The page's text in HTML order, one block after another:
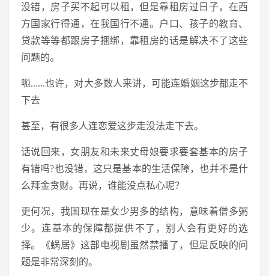
没错，房子买不起可以租，但是靠租房过日子，在西
方国家行得通，在我国行不通。户口、孩子的教育、
贷款等等都跟房子捆绑，靠租房的话是解决不了这些
问题的。
呃......也许，对大多数人来讲，可能连婚姻这步都走不
下去
甚至，有很多人连恋爱这步走没法走下去。
话说回来，女朋友和未来丈母娘要求要套基本的房子
有错吗?也没错，这只是基本的生活保障，也并不是什
么拜金贪财。再说，谁能没点私心呢？
更何况，我国现在是女少男多的结构，意味着僧多粥
少。连基本的保障都提供不了，别人会有更好的选
择。《蜗居》这部电视剧虽然禁播了，但是反映的问
题是非常深刻的。